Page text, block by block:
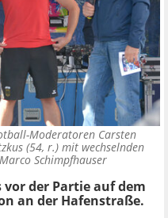
Moderatoren Carsten
(54, r.) mit wechselnden
Schimpfhauser
der Partie auf dem
an der Hafenstraße.